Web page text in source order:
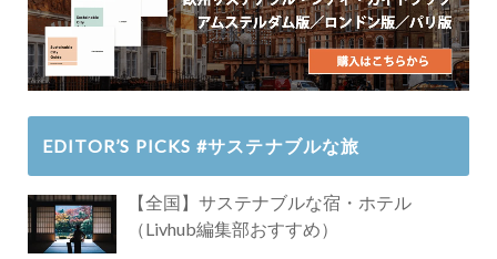
EDITOR’S PICKS #サステナブルな旅
【全国】サステナブルな宿・ホテル
（Livhub編集部おすすめ）